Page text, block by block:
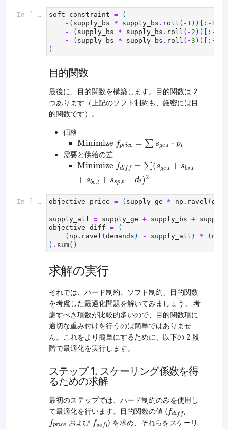
In [ ]: soft_constraint =
(
- ( supply_bs * supply_bs . roll ( - 1 ))[: - 1
-
( supply_bs * supply_bs . roll ( - 2 ))[: -
-
( supply_bs * supply_bs . roll ( -3 ))[: -
)
目的関数
最後に、目的関数を構築します。目的関数は 2
つあります（上記のソフト制約も、厳密には目
的関数です）。
価格
Minimize fprice = ∑ sge,t ⋅ pt
Mi im iz p ∑sg
需要と供給の差
Minimize fdiff = ∑(sge,t + sbs,t
+ sbe,t + ssp,t − dt)2
Minimize d (sge, b s
In [ ]: objective_price = ( supply_ge * np . ravel (
supply_all = supply_ge + supply_bs +
objective_diff =
(
( np . ravel ( demands ) - supply_all ) * ( np
) . sum()
求解の実行
それでは、ハード制約、ソフト制約、目的関数
を考慮した最適化問題を解いてみましょう。 考
慮すべき項数が比較的多いので、目的関数項に
適切な重み付けを行うのは簡単ではありませ
ん。これをより簡単にするために、以下の 2 段
階で最適化を実行します。
ステップ 1. スケーリング係数を得
るための求解
最初のステップでは、ハード制約のみを使用し
て最適化を行います。目的関数の値 (fdiff
fd ,
fprice
fp e
および fsoft
fs t) を求め、それらをスケーリ